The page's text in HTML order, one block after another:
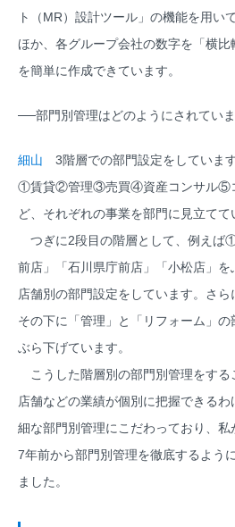
ト（MR）設計ツール」の機能を用い
ほか、各グループ会社の数字を「横
を簡単に作成できています。
──部門別管理はどのようにされていま
細山 3階層での部門設定をしていま
①賃貸②管理③売買④資産コンサル⑤
ど、それぞれの事業を部門に見立てて
つぎに2段目の階層として、例えば
前店」「石川県庁前店」「小松店」を
店舗別の部門設定をしています。さら
その下に「管理」と「リフォーム」
ぶら下げています。
こうした階層別の部門別管理をする
店舗などの業績が個別に把握できる
細な部門別管理にこだわっており、
7年前から部門別管理を徹底するよう
ました。